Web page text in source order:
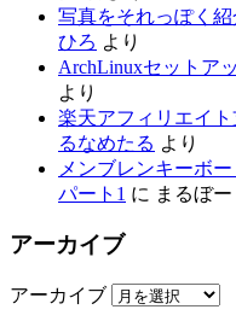
写真をそれっぽく
ひろ より
ArchLinuxセットア
より
楽天アフィリエイ
るなめたる より
メンブレンキーボ
パート1 に まるぼー
アーカイブ
アーカイブ